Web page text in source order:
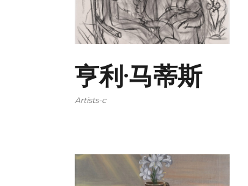
亨利·马蒂斯
Artists-c